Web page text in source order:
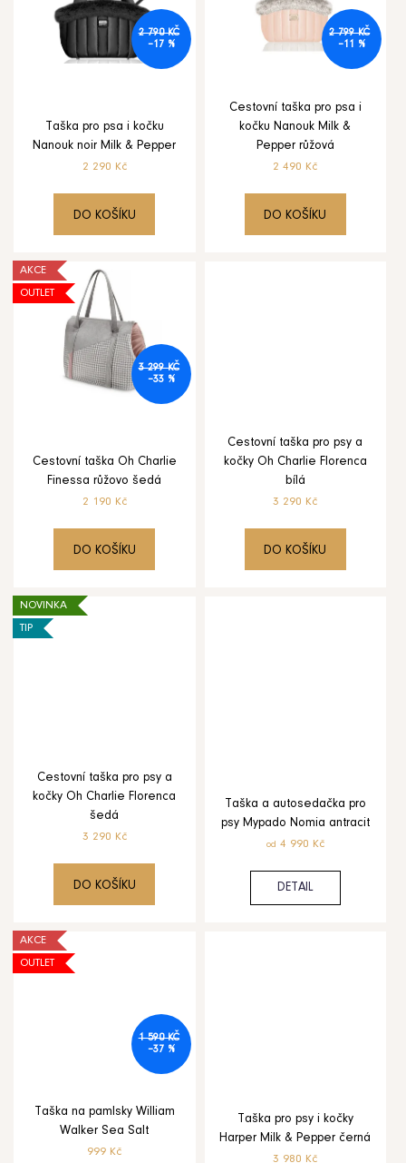
u
k
2 790 KČ
–17 %
Taška pro psa i kočku
Nanouk noir Milk & Pepper
2 290 Kč
DO KOŠÍKU
2 799 KČ
–11 %
Cestovní taška pro psa i
kočku Nanouk Milk &
Pepper růžová
2 490 Kč
DO KOŠÍKU
AKCE
OUTLET
3 299 KČ
–33 %
Cestovní taška Oh Charlie
Finessa růžovo šedá
2 190 Kč
DO KOŠÍKU
Cestovní taška pro psy a
kočky Oh Charlie Florenca
bílá
3 290 Kč
DO KOŠÍKU
NOVINKA
TIP
Cestovní taška pro psy a
kočky Oh Charlie Florenca
šedá
3 290 Kč
DO KOŠÍKU
Taška a autosedačka pro
psy Mypado Nomia antracit
od 4 990 Kč
DETAIL
AKCE
OUTLET
1 590 KČ
–37 %
Taška na pamlsky William
Walker Sea Salt
999 Kč
Taška pro psy i kočky
Harper Milk & Pepper černá
3 980 Kč
HLEDAT
j
e
m
Autosedačka
Florence
šedá